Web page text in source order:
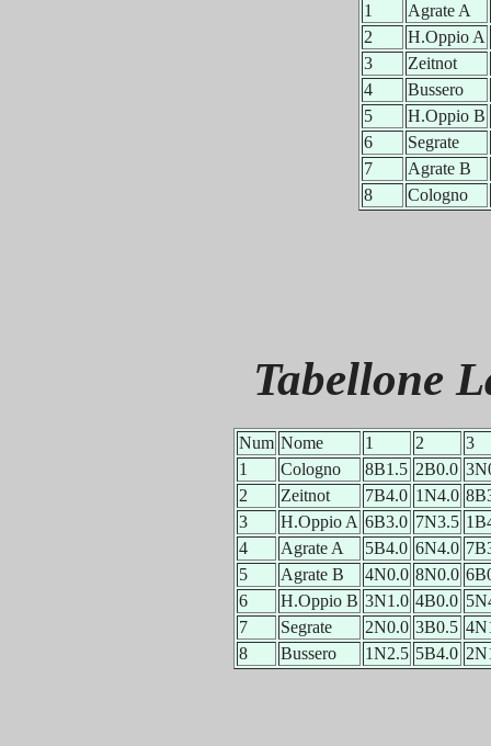
1
Agrate A
2
H.Oppio A
3
Zeitnot
4
Bussero
5
H.Oppio B
6
Segrate
7
Agrate B
8
Cologno
Tabellone
Num Nome 1 2
3
1
Cologno 8B1.5 2B0.0
2
Zeitnot 7B4.0 1N4.0
3
H.Oppio A 6B3.0 7N3.5
4
Agrate A 5B4.0 6N4.0
5
Agrate B 4N0.0 8N0.0
6
H.Oppio B 3N1.0 4B0.0
7
Segrate 2N0.0 3B0.5
8
Bussero 1N2.5 5B4.0